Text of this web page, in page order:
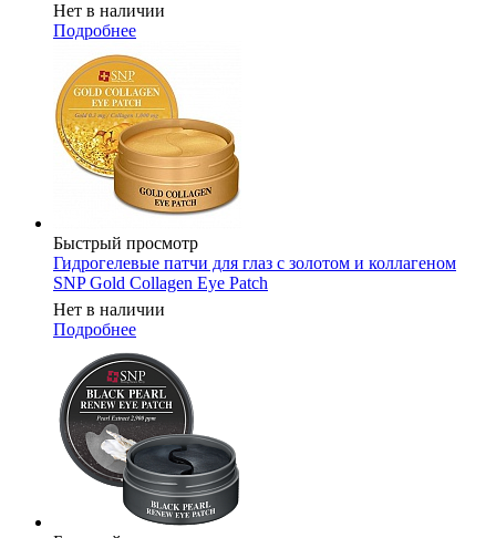
Нет в наличии
Подробнее
Быстрый просмотр
Гидрогелевые патчи для глаз с золотом и коллагеном
SNP Gold Collagen Eye Patch
Нет в наличии
Подробнее